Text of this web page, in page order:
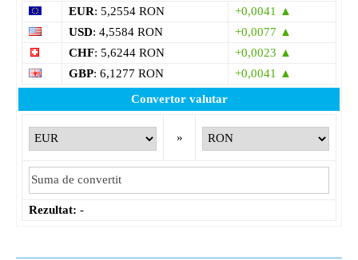
EUR: 5,2554 RON
+0,0041 ▲
USD: 4,5584 RON
+0,0077 ▲
CHF: 5,6244 RON
+0,0023 ▲
GBP: 6,1277 RON
+0,0041 ▲
Convertor valutar
»
Rezultat: -